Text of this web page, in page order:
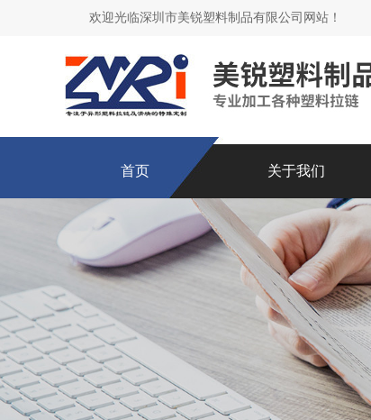
欢迎光临深圳市美锐塑料制品有限公司网站！
首页 关于我们